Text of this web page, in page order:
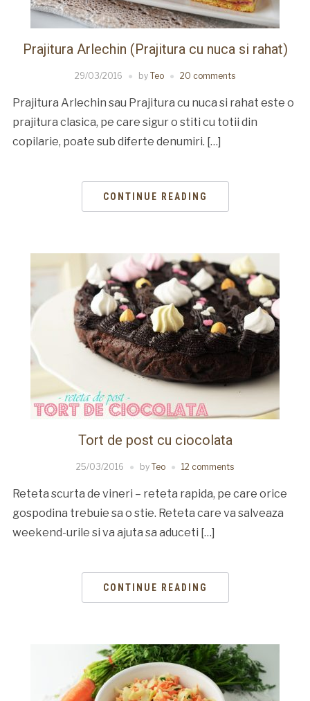
Prajitura Arlechin (Prajitura cu nuca si rahat)
29/03/2016 by Teo 20 comments
Prajitura Arlechin sau Prajitura cu nuca si rahat este o
prajitura clasica, pe care sigur o stiti cu totii din
copilarie, poate sub diferte denumiri. […]
CONTINUE READING
Tort de post cu ciocolata
25/03/2016 by Teo 12 comments
Reteta scurta de vineri – reteta rapida, pe care orice
gospodina trebuie sa o stie. Reteta care va salveaza
weekend-urile si va ajuta sa aduceti […]
CONTINUE READING